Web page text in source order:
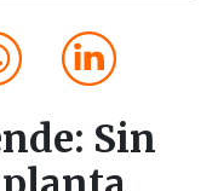
Sin